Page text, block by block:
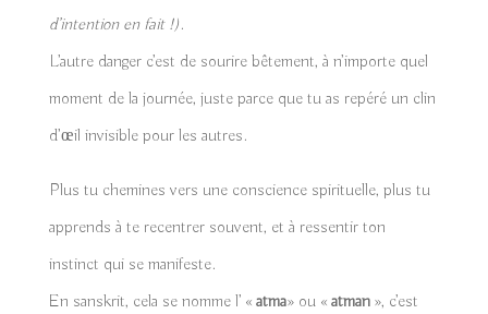
d’intention en fait !).
L’autre danger c’est de sourire bêtement, à n’importe quel
moment de la journée, juste parce que tu as repéré un clin
d’œil invisible pour les autres.
Plus tu chemines vers une conscience spirituelle, plus tu
apprends à te recentrer souvent, et à ressentir ton
instinct qui se manifeste.
En sanskrit, cela se nomme l’ « atma» ou « atman», c’est